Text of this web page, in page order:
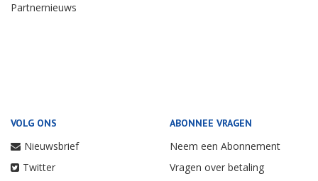
Partnernieuws
VOLG ONS
Nieuwsbrief
Twitter
ABONNEE VRAGEN
Neem een Abonnement
Vragen over betaling